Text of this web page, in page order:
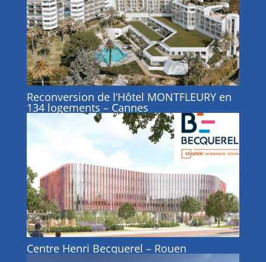
Reconversion de l’Hôtel MONTFLEURY en
134 logements – Cannes
Centre Henri Becquerel – Rouen